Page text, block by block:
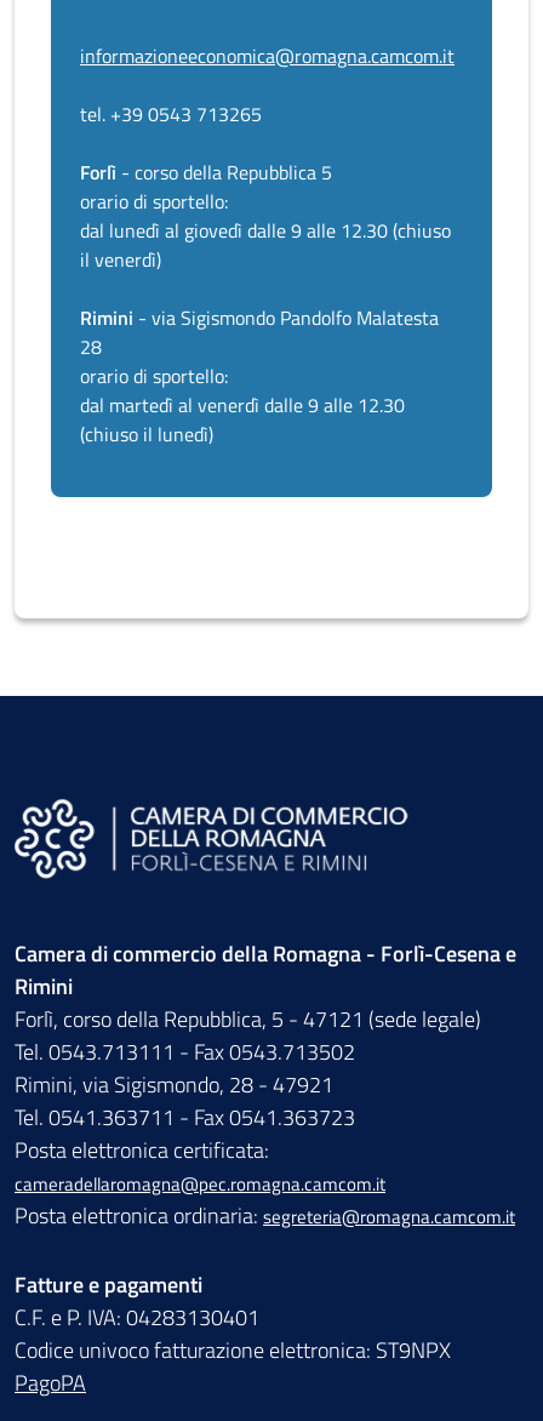
informazioneeconomica@romagna.camcom.it
tel. +39 0543 713265
Forlì - corso della Repubblica 5
orario di sportello:
dal lunedì al giovedì dalle 9 alle 12.30 (chiuso
il venerdì)
Rimini - via Sigismondo Pandolfo Malatesta
28
orario di sportello:
dal martedì al venerdì dalle 9 alle 12.30
(chiuso il lunedì)
Camera di commercio della Romagna - Forlì-Cesena e
Rimini
Forlì, corso della Repubblica, 5 - 47121 (sede legale)
Tel. 0543.713111 - Fax 0543.713502
Rimini, via Sigismondo, 28 - 47921
Tel. 0541.363711 - Fax 0541.363723
Posta elettronica certificata:
cameradellaromagna@pec.romagna.camcom.it
Posta elettronica ordinaria: segreteria@romagna.camcom.it
Fatture e pagamenti
C.F. e P. IVA: 04283130401
Codice univoco fatturazione elettronica: ST9NPX
PagoPA